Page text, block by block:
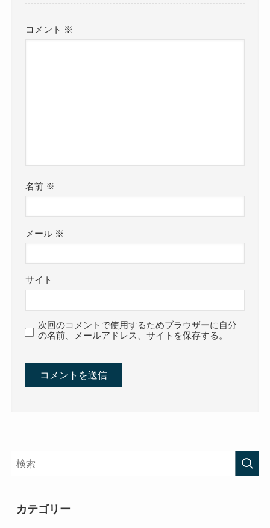
コメント ※
名前 ※
メール ※
サイト
次回のコメントで使用するためブラウザーに自分
の名前、メールアドレス、サイトを保存する。
カテゴリー